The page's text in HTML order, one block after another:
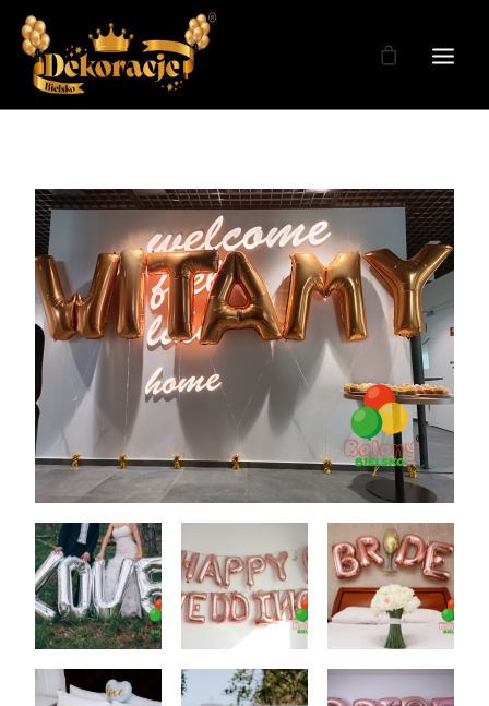
Zdjęcia
Dekoracje
Dekoracje Weselne
Dekoracje Licencja
Oferta
Akcesoria Dekoracyjne
Balony
Balony z helem
Kontakt